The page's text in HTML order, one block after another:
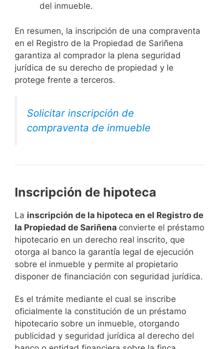
del inmueble.
En resumen, la inscripción de una compraventa
en el Registro de la Propiedad de Sariñena
garantiza al comprador la plena seguridad
jurídica de su derecho de propiedad y le
protege frente a terceros.
Solicitar inscripción de
compraventa de inmueble
Inscripción de hipoteca
La inscripción de la hipoteca en el Registro de
la Propiedad de Sariñena convierte el préstamo
hipotecario en un derecho real inscrito, que
otorga al banco la garantía legal de ejecución
sobre el inmueble y permite al propietario
disponer de financiación con seguridad jurídica.
Es el trámite mediante el cual se inscribe
oficialmente la constitución de un préstamo
hipotecario sobre un inmueble, otorgando
publicidad y seguridad jurídica al derecho del